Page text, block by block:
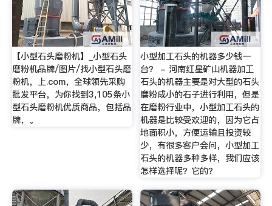
【小型石头磨粉机】_小型石头
磨粉机品牌/图片/找小型石头磨
粉机，上.com，全球领先采购
批发平台，为你找到3,105条小
型石头磨粉机优质商品，包括品
牌，。
小型加工石头的机器多少钱一
台？ - 河南红星矿山机器加工
石头的机器主要是对大型的石头
磨粉成小的石子进行利用，但是
在磨粉行业中，小型加工石头的
机器是比较受欢迎的，因为它占
地面积小，方便运输且投资较
少，有很多客户会问，小型加工
石头的机器多种多样，我们应该
怎样选择呢？它的？